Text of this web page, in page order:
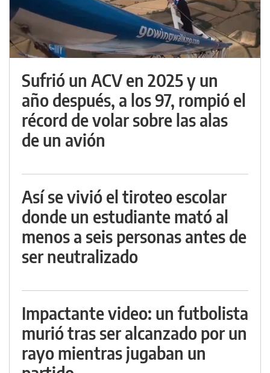
Sufrió un ACV en 2025 y un
año después, a los 97, rompió el
récord de volar sobre las alas
de un avión
Así se vivió el tiroteo escolar
donde un estudiante mató al
menos a seis personas antes de
ser neutralizado
Impactante video: un futbolista
murió tras ser alcanzado por un
rayo mientras jugaban un